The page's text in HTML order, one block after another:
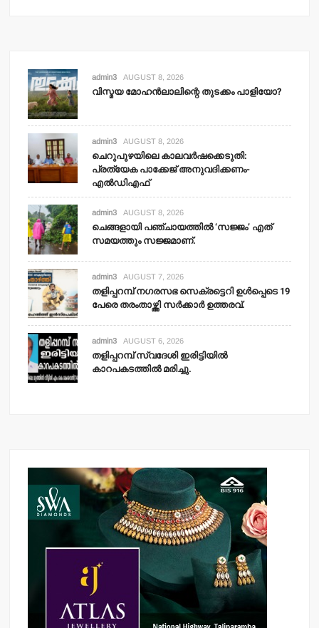
admin3 AUGUST 8, 2026
വിസ്മയ മോഹന്‍ലാലിന്റെ തുടക്കം പാളിയോ?
admin3 AUGUST 8, 2026
ചെറുപുഴയിലെ കാലവര്‍ഷക്കെടുതി:
പ്രത്യേക പാക്കേജ് അനുവദിക്കണം-
എല്‍ഡിഎഫ്
admin3 AUGUST 8, 2026
ചെങ്ങളായി പഞ്ചായത്തില്‍ ‘സജ്ജം’ എത്
സമയത്തും സജ്ജമാണ്.
admin3 AUGUST 7, 2026
തളിപ്പറമ്പ് നഗരസഭ സെക്രട്ടെറി ഉള്‍പ്പെടെ 19
പേരെ തരംതാഴ്ത്തി സര്‍ക്കാര്‍ ഉത്തരവ്.
admin3 AUGUST 6, 2026
തളിപ്പറമ്പ് സ്വദേശി ഇരിട്ടിയില്‍
കാറപകടത്തില്‍ മരിച്ചു.